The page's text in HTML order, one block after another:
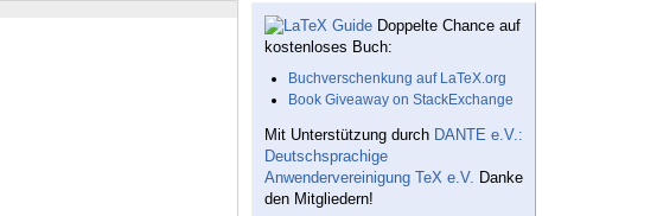
Doppelte Chance auf
kostenloses Buch:
Buchverschenkung auf LaTeX.org
Book Giveaway on StackExchange
Mit Unterstützung durch DANTE e.V.:
Deutschsprachige
Anwendervereinigung TeX e.V. Danke
den Mitgliedern!